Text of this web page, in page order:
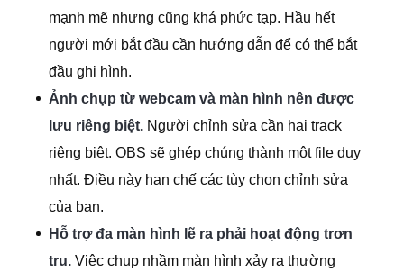
mạnh mẽ nhưng cũng khá phức tạp. Hầu hết
người mới bắt đầu cần hướng dẫn để có thể bắt
đầu ghi hình.
Ảnh chụp từ webcam và màn hình nên được
lưu riêng biệt. Người chỉnh sửa cần hai track
riêng biệt. OBS sẽ ghép chúng thành một file duy
nhất. Điều này hạn chế các tùy chọn chỉnh sửa
của bạn.
Hỗ trợ đa màn hình lẽ ra phải hoạt động trơn
tru. Việc chụp nhầm màn hình xảy ra thường